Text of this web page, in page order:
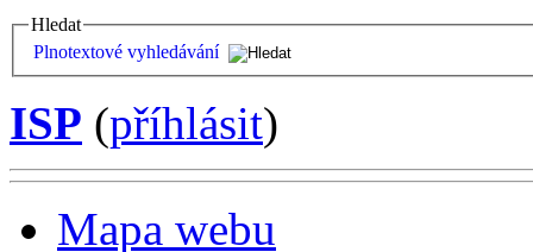
Hledat
Plnotextové vyhledávání
ISP (příhlásit)
Mapa webu